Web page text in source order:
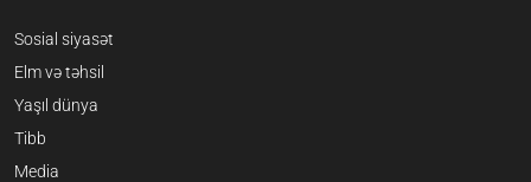
Sosial siyasət
Elm və təhsil
Yaşıl dünya
Tibb
Media